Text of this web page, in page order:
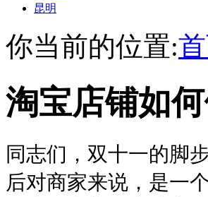
昆明
你当前的位置:
淘宝店铺如
同志们，双十一的脚
后对商家来说，是一